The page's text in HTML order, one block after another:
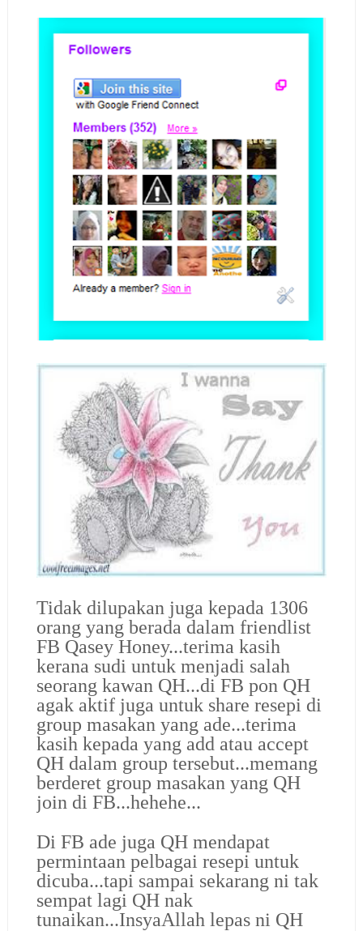
Tidak dilupakan juga kepada 1306
orang yang berada dalam friendlist
FB Qasey Honey...terima kasih
kerana sudi untuk menjadi salah
seorang kawan QH...di FB pon QH
agak aktif juga untuk share resepi di
group masakan yang ade...terima
kasih kepada yang add atau accept
QH dalam group tersebut...memang
berderet group masakan yang QH
join di FB...hehehe...
Di FB ade juga QH mendapat
permintaan pelbagai resepi untuk
dicuba...tapi sampai sekarang ni tak
sempat lagi QH nak
tunaikan...InsyaAllah lepas ni QH